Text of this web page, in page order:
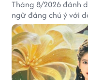
Tháng 8/2026 đánh
ngữ đáng chú ý với